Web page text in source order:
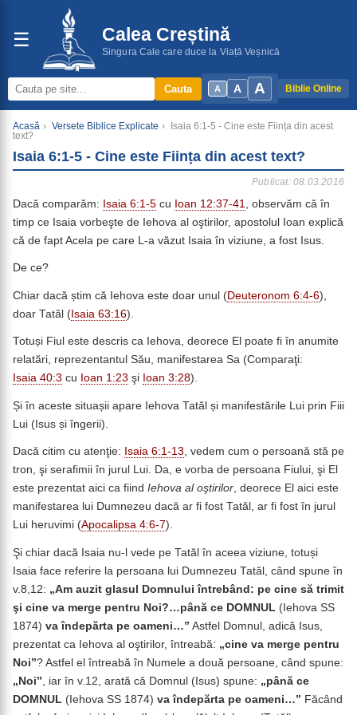
☰ Calea Creștină
Singura Cale care duce la Viață Veșnică
A A A Biblie Online
Cauta
Acasă › Versete Biblice Explicate ›
Isaia 6:1-5 - Cine este Ființa din acest
text?
Isaia 6:1-5 - Cine este Ființa din acest text?
Publicat: 08.03.2016
Dacă comparăm: Isaia 6:1-5 cu Ioan 12:37-41, observăm că în
timp ce Isaia vorbeşte de Iehova al oştirilor, apostolul Ioan explică
că de fapt Acela pe care L-a văzut Isaia în viziune, a fost Isus.
De ce?
Chiar dacă știm că Iehova este doar unul (Deuteronom 6:4-6),
doar Tatăl ( Isaia 63:16).
Totuși Fiul este descris ca Iehova, deorece El poate fi în anumite
relatări, reprezentantul Său, manifestarea Sa (Comparaţi:
Isaia 40:3 cu Ioan 1:23 şi Ioan 3:28).
Și în aceste situașii apare Iehova Tatăl și manifestările Lui prin Fiii
Lui (Isus și îngerii).
Dacă citim cu atenţie: Isaia 6:1-13, vedem cum o persoană stă pe
tron, şi serafimii în jurul Lui. Da, e vorba de persoana Fiului, şi El
este prezentat aici ca fiind Iehova al oştirilor, deorece El aici este
manifestarea lui Dumnezeu dacă ar fi fost Tatăl, ar fi fost în jurul
Lui heruvimi (Apocalipsa 4:6-7).
Şi chiar dacă Isaia nu-l vede pe Tatăl în aceea viziune, totuși
Isaia face referire la persoana lui Dumnezeu Tatăl, când spune în
v.8,12: „Am auzit glasul Domnului întrebând: pe cine să trimit
şi cine va merge pentru Noi?…până ce DOMNUL (Iehova SS
1874) va îndepărta pe oameni…” Astfel Domnul, adică Isus,
prezentat ca Iehova al oştirilor, întreabă: „cine va merge pentru
Noi”? Astfel el întreabă în Numele a două persoane, când spune:
„Noi” , iar în v.12, arată că Domnul (Isus) spune: „până ce
DOMNUL (Iehova SS 1874) va îndepărta pe oameni…” Făcând